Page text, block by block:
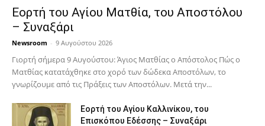
Εορτή του Αγίου Ματθία, του Αποστόλου
– Συναξάρι
Newsroom - 9 Αυγούστου 2026
Γιορτή σήμερα 9 Αυγούστου: Άγιος Ματθίας ο Απόστολος Πώς ο
Ματθίας κατατάχθηκε στο χορό των δώδεκα Αποστόλων, το
γνωρίζουμε από τις Πράξεις των Αποστόλων. Μετά την...
Εορτή του Αγίου Καλλινίκου, του
Επισκόπου Εδέσσης – Συναξάρι